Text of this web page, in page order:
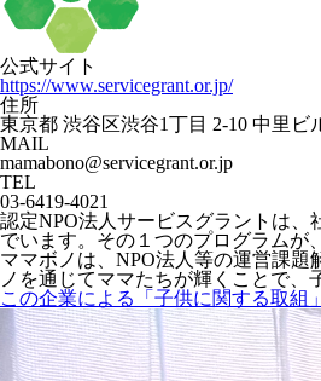
公式サイト
https://www.servicegrant.or.jp/
住所
東京都 渋谷区渋谷1丁目 2-10 中里ビ
MAIL
mamabono@servicegrant.or.jp
TEL
03-6419-4021
認定NPO法人サービスグラントは
でいます。その１つのプログラムが
ママボノは、NPO法人等の運営課
ノを通じてママたちが輝くことで、
この企業による「子供に関する取組